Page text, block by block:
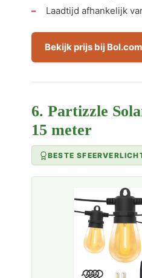
Laadtijd afhankelijk
Bekijk prijs bij Bol.com
6. Partizzle
15 meter
BESTE